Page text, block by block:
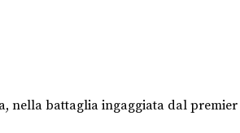
nella battaglia ingaggiata dal